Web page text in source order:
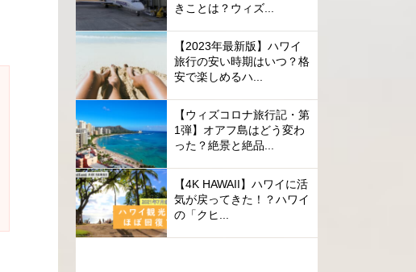
きことは？ウィズ...
【2023年最新版】ハワイ
旅行の安い時期はいつ？格
安で楽しめるハ...
【ウィズコロナ旅行記・第
1弾】オアフ島はどう変わ
った？絶景と絶品...
【4K HAWAII】ハワイに活
気が戻ってきた！？ハワイ
の「クヒ...